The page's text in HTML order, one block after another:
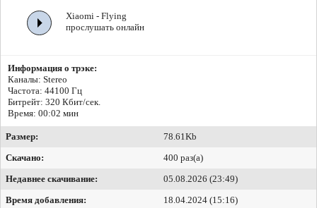
Xiaomi - Flying
прослушать онлайн
Информация о трэке:
Каналы: Stereo
Частота: 44100 Гц
Битрейт: 320 Кбит/сек.
Время: 00:02 мин
Размер:
78.61Kb
Скачано:
400 раз(а)
Недавнее скачивание:
05.08.2026 (23:49)
Время добавления:
18.04.2024 (15:16)